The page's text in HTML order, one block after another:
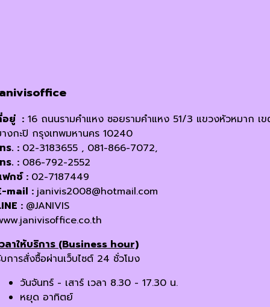
อยู่ : 16 ถนนรามคำแหง ซอยรามคำแหง 51/3 แขวงหัวหมาก เ
งกะปิ กรุงเทพมหานคร 10240
ร. : 02-3183655 , 081-866-7072,
ร. : 086-792-2552
กซ์ : 02-7187449
mail : janivis2008@hotmail.com
: @JANIVIS
ลาให้บริการ (Business hour)
การสั่งซื้อผ่านเว็บไซต์ 24 ชั่วโมง
วันจันทร์ - เสาร์ เวลา 8.30 - 17.30 น.
หยุด อาทิตย์